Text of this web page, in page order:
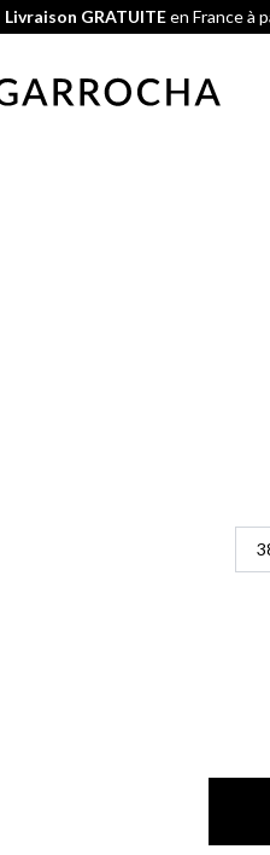
Livraison GRATUITEen France à